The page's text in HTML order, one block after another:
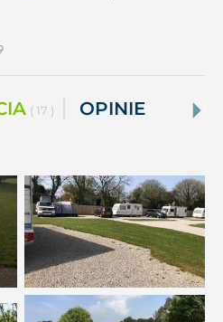
( 17 ) OPINIE